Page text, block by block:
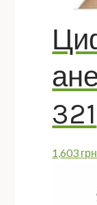
321
1,603